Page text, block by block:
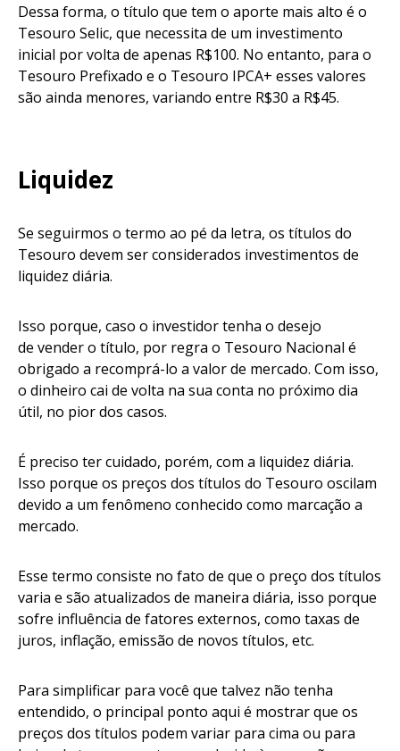
Dessa forma, o título que tem o aporte mais alto é o
Tesouro Selic, que necessita de um investimento
inicial por volta de apenas R$100. No entanto, para o
Tesouro Prefixado e o Tesouro IPCA+ esses valores
são ainda menores, variando entre R$30 a R$45.
Liquidez
Se seguirmos o termo ao pé da letra, os títulos do
Tesouro devem ser considerados investimentos de
liquidez diária.
Isso porque, caso o investidor tenha o desejo
de vender o título, por regra o Tesouro Nacional é
obrigado a recomprá-lo a valor de mercado. Com isso,
o dinheiro cai de volta na sua conta no próximo dia
útil, no pior dos casos.
É preciso ter cuidado, porém, com a liquidez diária.
Isso porque os preços dos títulos do Tesouro oscilam
devido a um fenômeno conhecido como marcação a
mercado.
Esse termo consiste no fato de que o preço dos títulos
varia e são atualizados de maneira diária, isso porque
sofre influência de fatores externos, como taxas de
juros, inflação, emissão de novos títulos, etc.
Para simplificar para você que talvez não tenha
entendido, o principal ponto aqui é mostrar que os
preços dos títulos podem variar para cima ou para